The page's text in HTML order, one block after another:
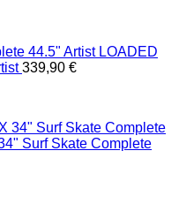
LOADED
339,90 €
Surf Skate Complete